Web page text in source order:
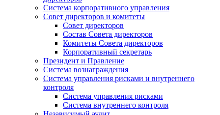
Система корпоративного управления
Совет директоров и комитеты
Совет директоров
Состав Совета директоров
Комитеты Совета директоров
Корпоративный секретарь
Президент и Правление
Система вознаграждения
Система управления рисками и внутреннего
контроля
Система управления рисками
Система внутреннего контроля